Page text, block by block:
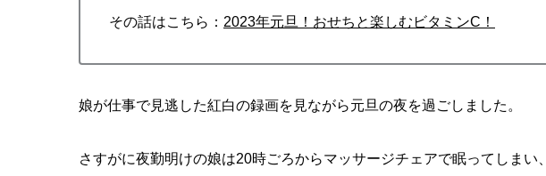
その話はこちら： 2023年元旦！おせちと楽しむビタミンC！
娘が仕事で見逃した紅白の録画を見ながら元旦の夜を過ごしました。
さすがに夜勤明けの娘は20時ごろからマッサージチェアで眠ってしまい、